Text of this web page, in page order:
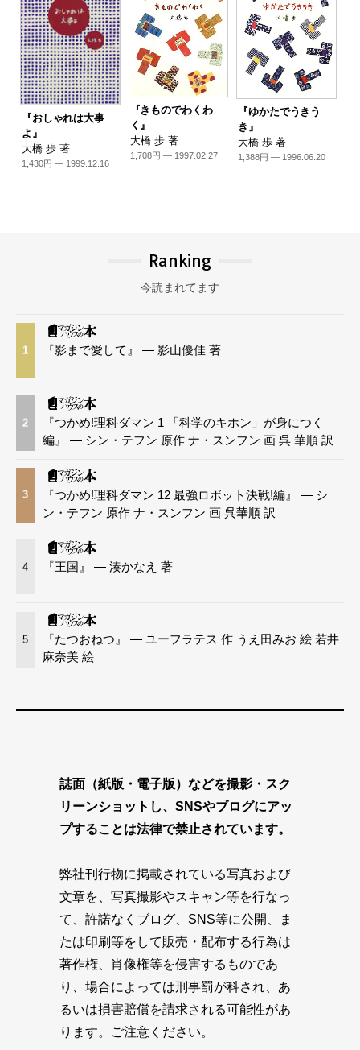
『おしゃれは大事
よ』
大橋 歩 著
1,430円 — 1999.12.16
『きものでわくわ
く』
大橋 歩 著
1,708円 — 1997.02.27
『ゆかたでうきう
き』
大橋 歩 著
1,388円 — 1996.06.20
Ranking
今読まれてます
1 『影まで愛して』 — 影山優佳 著
2
『つかめ!理科ダマン 1 「科学のキホン」が身につく
編』 — シン・テフン 原作 ナ・スンフン 画 呉 華順 訳
3
『つかめ!理科ダマン 12 最強ロボット決戦!編』 — シ
ン・テフン 原作 ナ・スンフン 画 呉華順 訳
4 『王国』 — 湊かなえ 著
5
『たつおねつ』 — ユーフラテス 作 うえ田みお 絵 若井
麻奈美 絵
誌面（紙版・電子版）などを撮影・スク
リーンショットし、SNSやブログにアッ
プすることは法律で禁止されています。
弊社刊行物に掲載されている写真および
文章を、写真撮影やスキャン等を行なっ
て、許諾なくブログ、SNS等に公開、ま
たは印刷等をして販売・配布する行為は
著作権、肖像権等を侵害するものであ
り、場合によっては刑事罰が科され、あ
るいは損害賠償を請求される可能性があ
ります。ご注意ください。